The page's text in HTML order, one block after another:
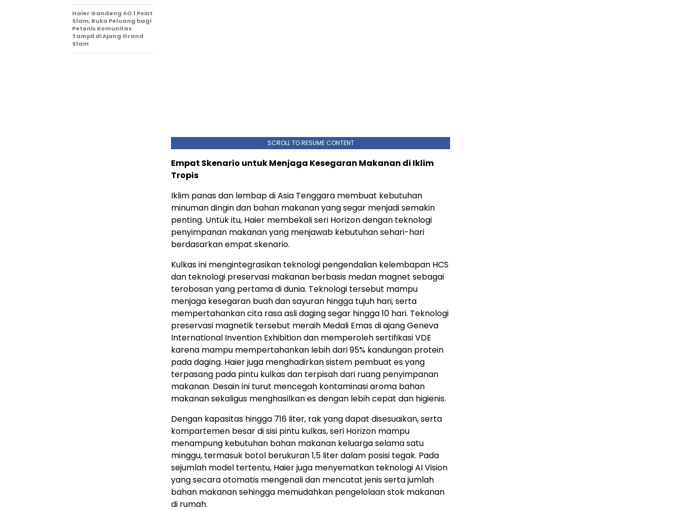
SCROLL TO RESUME CONTENT
Empat Skenario untuk Menjaga Kesegaran Makanan di Iklim
Tropis
Iklim panas dan lembap di Asia Tenggara membuat kebutuhan
minuman dingin dan bahan makanan yang segar menjadi semakin
penting. Untuk itu, Haier membekali seri Horizon dengan teknologi
penyimpanan makanan yang menjawab kebutuhan sehari-hari
berdasarkan empat skenario.
Kulkas ini mengintegrasikan teknologi pengendalian kelembapan HCS
dan teknologi preservasi makanan berbasis medan magnet sebagai
terobosan yang pertama di dunia. Teknologi tersebut mampu
menjaga kesegaran buah dan sayuran hingga tujuh hari, serta
mempertahankan cita rasa asli daging segar hingga 10 hari. Teknologi
preservasi magnetik tersebut meraih Medali Emas di ajang Geneva
International Invention Exhibition dan memperoleh sertifikasi VDE
karena mampu mempertahankan lebih dari 95% kandungan protein
pada daging. Haier juga menghadirkan sistem pembuat es yang
terpasang pada pintu kulkas dan terpisah dari ruang penyimpanan
makanan. Desain ini turut mencegah kontaminasi aroma bahan
makanan sekaligus menghasilkan es dengan lebih cepat dan higienis.
Dengan kapasitas hingga 716 liter, rak yang dapat disesuaikan, serta
kompartemen besar di sisi pintu kulkas, seri Horizon mampu
menampung kebutuhan bahan makanan keluarga selama satu
minggu, termasuk botol berukuran 1,5 liter dalam posisi tegak. Pada
sejumlah model tertentu, Haier juga menyematkan teknologi AI Vision
yang secara otomatis mengenali dan mencatat jenis serta jumlah
bahan makanan sehingga memudahkan pengelolaan stok makanan
di rumah.
Haier Gandeng AO 1 Point
Slam, Buka Peluang bagi
Petenis Komunitas
Tampil di Ajang Grand
Slam